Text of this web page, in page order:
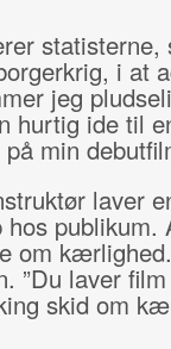
i at
jeg
hurtig ide til
min
laver
publikum.
om
”Du laver
skid om